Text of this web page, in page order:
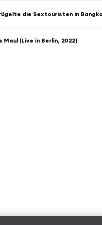
Maul (Live in Berlin, 2022)